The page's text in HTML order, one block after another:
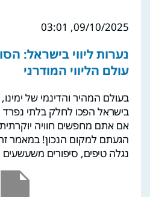
09/10/2025, 03:01
נערות ליווי בישראל:
עולם הליווי המודרני
בעולם המהיר והדינמי של ימינו,
בישראל הפכו לחלק בלתי נפרד
אם אתם מחפשים חוויה
הגעתם למקום הנכון! במאמר
נגלה טיפים, סיפורים משעשעים